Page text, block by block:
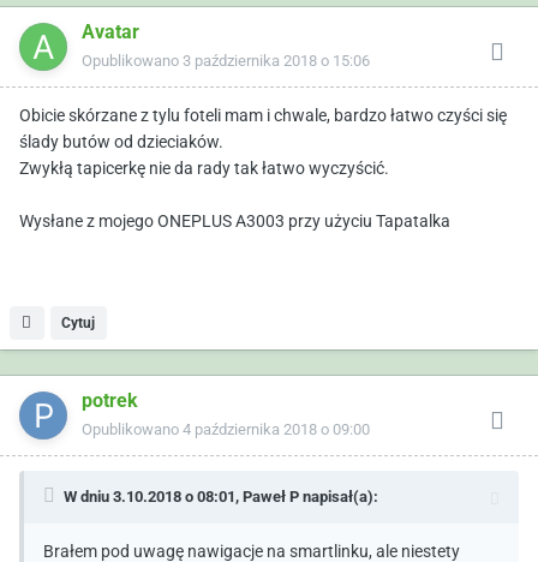
Avatar
Opublikowano 3 października 2018 o 15:06
Obicie skórzane z tylu foteli mam i chwale, bardzo łatwo czyści się
ślady butów od dzieciaków.
Zwykłą tapicerkę nie da rady tak łatwo wyczyścić.
Wysłane z mojego ONEPLUS A3003 przy użyciu Tapatalka
Cytuj
potrek
Opublikowano 4 października 2018 o 09:00
W dniu 3.10.2018 o 08:01, Paweł P napisał(a):
Brałem pod uwagę nawigacje na smartlinku, ale niestety